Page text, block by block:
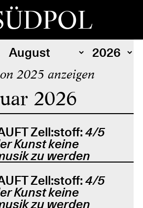
2025 anzeigen
2026
Zell:stoff: 4/5
Kunst keine
zu werden
Zell:stoff: 4/5
Kunst keine
zu werden